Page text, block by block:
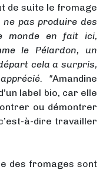
de suite le fromage
pas produire des
monde en fait ici,
le Pélardon, un
cela a surpris,
"Amandine
label bio, car elle
ou démontrer
à-dire travailler
des fromages sont